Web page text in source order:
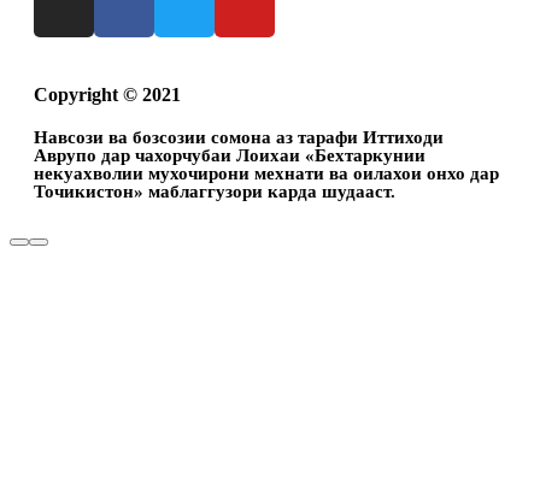
Copyright © 2021
Навсози ва бозсозии сомона аз тарафи Иттиходи
Аврупо дар чахорчубаи Лоихаи «Бехтаркунии
некуахволии мухочирони мехнати ва оилахои онхо дар
Точикистон» маблаггузори карда шудааст.